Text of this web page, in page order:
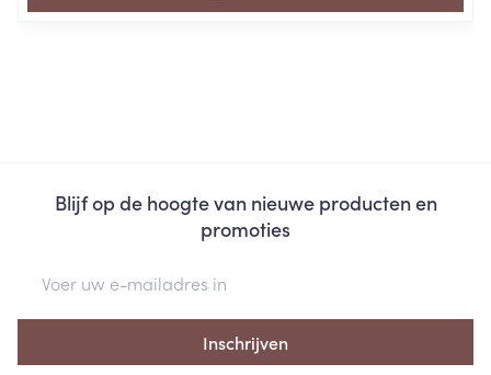
Blijf op de hoogte van nieuwe producten en
promoties
Inschrijven